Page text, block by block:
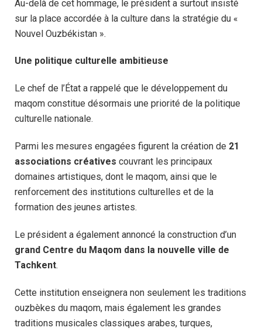
Au-delà de cet hommage, le président a surtout insisté
sur la place accordée à la culture dans la stratégie du «
Nouvel Ouzbékistan ».
Une politique culturelle ambitieuse
Le chef de l’État a rappelé que le développement du
maqom constitue désormais une priorité de la politique
culturelle nationale.
Parmi les mesures engagées figurent la création de 21
associations créatives couvrant les principaux
domaines artistiques, dont le maqom, ainsi que le
renforcement des institutions culturelles et de la
formation des jeunes artistes.
Le président a également annoncé la construction d’un
grand Centre du Maqom dans la nouvelle ville de
Tachkent.
Cette institution enseignera non seulement les traditions
ouzbèkes du maqom, mais également les grandes
traditions musicales classiques arabes, turques,